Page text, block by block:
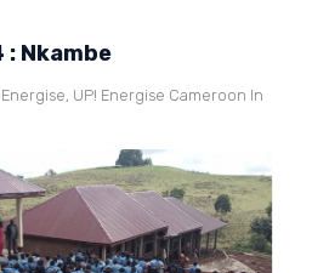
: Nkambe
Energise UP! Energise Cameroon In